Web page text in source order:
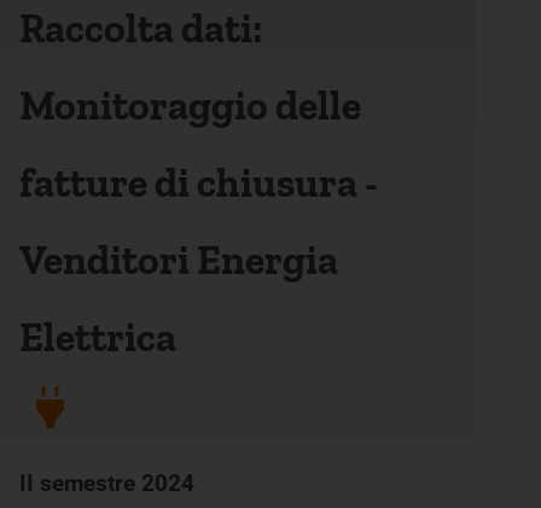
Raccolta dati:
Monitoraggio delle
fatture di chiusura -
Venditori Energia
Elettrica
II semestre 2024